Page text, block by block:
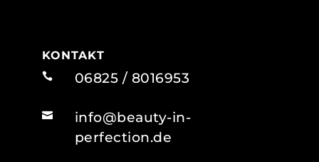
KONTAKT
 06825 / 8016953

info@beauty-in-
perfection.de